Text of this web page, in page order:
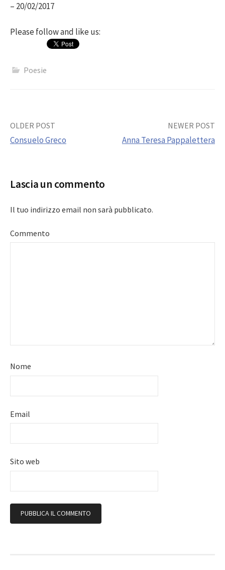
– 20/02/2017
Please follow and like us:
Poesie
Post
OLDER POST
Consuelo Greco
NEWER POST
Anna Teresa Pappalettera
Lascia un commento
Il tuo indirizzo email non sarà pubblicato.
Commento
Nome
Email
Sito web